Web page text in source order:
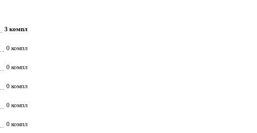
3 компл
0 компл
0 компл
0 компл
0 компл
0 компл